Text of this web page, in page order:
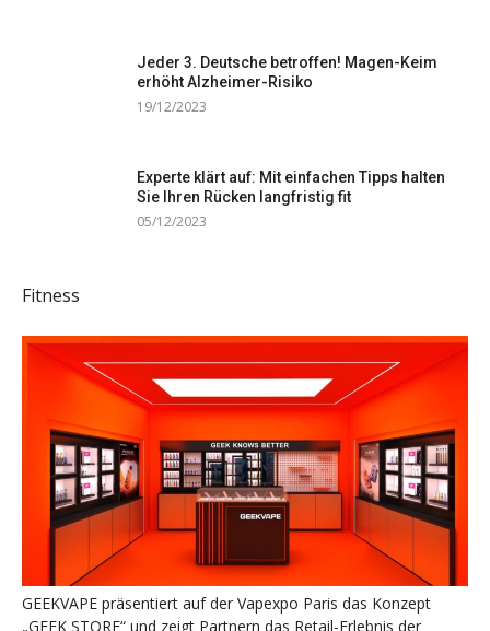
Jeder 3. Deutsche betroffen! Magen-Keim
erhöht Alzheimer-Risiko
19/12/2023
Experte klärt auf: Mit einfachen Tipps halten
Sie Ihren Rücken langfristig fit
05/12/2023
Fitness
GEEKVAPE präsentiert auf der Vapexpo Paris das Konzept
„GEEK STORE“ und zeigt Partnern das Retail-Erlebnis der